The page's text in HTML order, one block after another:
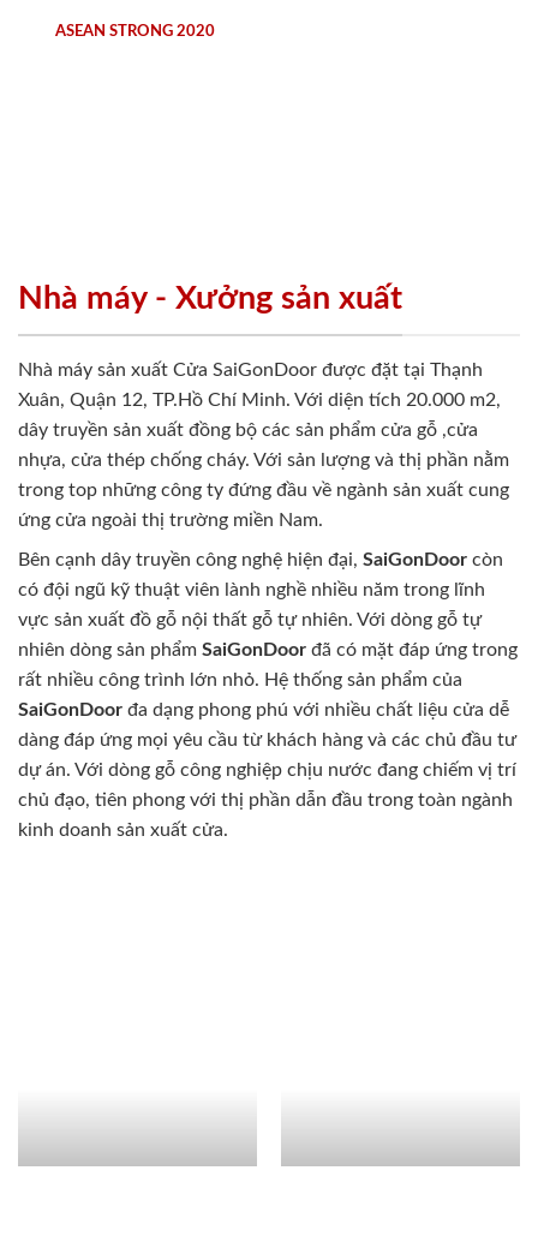
ASEAN STRONG 2020
Nhà máy - Xưởng sản xuất
Nhà máy sản xuất Cửa SaiGonDoor được đặt tại Thạnh
Xuân, Quận 12, TP.Hồ Chí Minh. Với diện tích 20.000 m2,
dây truyền sản xuất đồng bộ các sản phẩm cửa gỗ ,cửa
nhựa, cửa thép chống cháy. Với sản lượng và thị phần nằm
trong top những công ty đứng đầu về ngành sản xuất cung
ứng cửa ngoài thị trường miền Nam.
Bên cạnh dây truyền công nghệ hiện đại, SaiGonDoor còn
có đội ngũ kỹ thuật viên lành nghề nhiều năm trong lĩnh
vực sản xuất đồ gỗ nội thất gỗ tự nhiên. Với dòng gỗ tự
nhiên dòng sản phẩm SaiGonDoor đã có mặt đáp ứng trong
rất nhiều công trình lớn nhỏ. Hệ thống sản phẩm của
SaiGonDoor đa dạng phong phú với nhiều chất liệu cửa dễ
dàng đáp ứng mọi yêu cầu từ khách hàng và các chủ đầu tư
dự án. Với dòng gỗ công nghiệp chịu nước đang chiếm vị trí
chủ đạo, tiên phong với thị phần dẫn đầu trong toàn ngành
kinh doanh sản xuất cửa.